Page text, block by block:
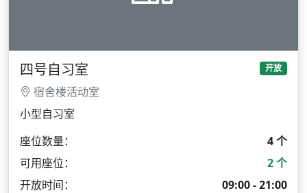
四号自习室 开放
宿舍楼活动室
小型自习室
座位数量：
4 个
可用座位：
2 个
开放时间：
09:00 - 21:00